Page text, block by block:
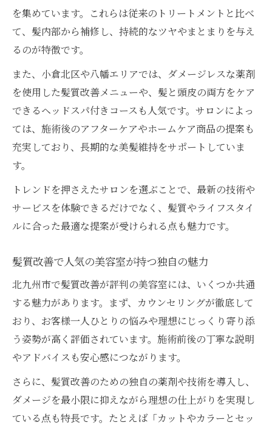
を集めています。これらは従来のトリートメントと比べ
て、髪内部から補修し、持続的なツヤやまとまりを与え
るのが特徴です。
また、小倉北区や八幡エリアでは、ダメージレスな薬剤
を使用した髪質改善メニューや、髪と頭皮の両方をケア
できるヘッドスパ付きコースも人気です。サロンによっ
ては、施術後のアフターケアやホームケア商品の提案も
充実しており、長期的な美髪維持をサポートしていま
す。
トレンドを押さえたサロンを選ぶことで、最新の技術や
サービスを体験できるだけでなく、髪質やライフスタイ
ルに合った最適な提案が受けられる点も魅力です。
髪質改善で人気の美容室が持つ独自の魅力
北九州市で髪質改善が評判の美容室には、いくつか共通
する魅力があります。まず、カウンセリングが徹底して
おり、お客様一人ひとりの悩みや理想にじっくり寄り添
う姿勢が高く評価されています。施術前後の丁寧な説明
やアドバイスも安心感につながります。
さらに、髪質改善のための独自の薬剤や技術を導入し、
ダメージを最小限に抑えながら理想の仕上がりを実現し
ている点も特長です。たとえば「カットやカラーとセッ